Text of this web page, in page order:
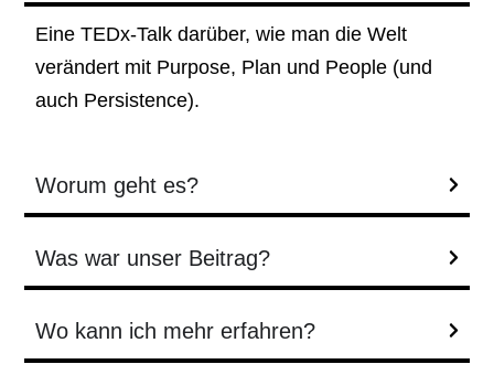
Eine TEDx-Talk darüber, wie man die Welt
verändert mit Purpose, Plan und People (und
auch Persistence).
Worum geht es?
Was war unser Beitrag?
Wo kann ich mehr erfahren?